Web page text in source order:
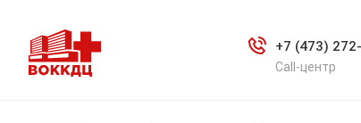
+7 (473)
Call-центр